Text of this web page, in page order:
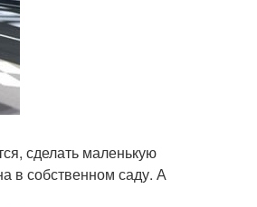
сделать маленькую
в собственном саду. А